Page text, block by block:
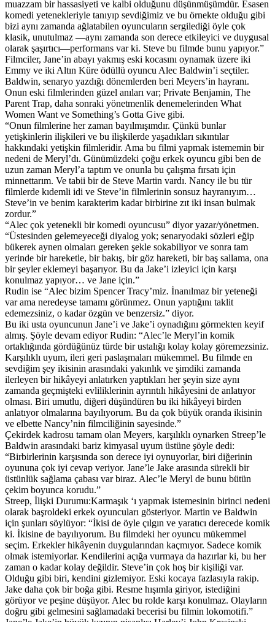
muazzam bir hassasiyeti ve kalbi olduğunu düşünmüşümdür. Esasen
komedi yetenekleriyle tanıyıp sevdiğimiz ve bu örnekte olduğu gibi
bizi aynı zamanda ağlatabilen oyuncuların sergilediği öyle çok
klasik, unutulmaz —aynı zamanda son derece etkileyici ve duygusal
olarak şaşırtıcı—performans var ki. Steve bu filmde bunu yapıyor.”
Filmciler, Jane’in abayı yakmış eski kocasını oynamak üzere iki
Emmy ve iki Altın Küre ödüllü oyuncu Alec Baldwin’i seçtiler.
Baldwin, senaryo yazdığı dönemlerden beri Meyers’in hayranı.
Onun eski filmlerinden güzel anıları var; Private Benjamin, The
Parent Trap, daha sonraki yönetmenlik denemelerinden What
Women Want ve Something’s Gotta Give gibi.
“Onun filmlerine her zaman bayılmışımdır. Çünkü bunlar
yetişkinlerin ilişkileri ve bu ilişkilerde yaşadıkları sıkıntılar
hakkındaki yetişkin filmleridir. Ama bu filmi yapmak istememin bir
nedeni de Meryl’dı. Günümüzdeki çoğu erkek oyuncu gibi ben de
uzun zaman Meryl’a taptım ve onunla bu çalışma fırsatı için
minnettarım. Ve tabii bir de Steve Martin vardı. Nancy ile bu tür
filmlerde kıdemli idi ve Steve’in filmlerinin sonsuz hayranıyım…
Steve’in ve benim karakterim kadar birbirine zıt iki insan bulmak
zordur.”
“Alec çok yetenekli bir komedi oyuncusu” diyor yazar/yönetmen.
“Üstesinden gelemeyeceği diyalog yok; senaryodaki sözleri eğip
bükerek aynen olmaları gereken şekle sokabiliyor ve sonra tam
yerinde bir hareketle, bir bakış, bir göz hareketi, bir baş sallama, ona
bir şeyler eklemeyi başarıyor. Bu da Jake’i izleyici için karşı
konulmaz yapıyor… ve Jane için.”
Rudin ise “Alec bizim Spencer Tracy’miz. İnanılmaz bir yeteneği
var ama neredeyse tamamı görünmez. Onun yaptığını taklit
edemezsiniz, o kadar özgün ve benzersiz.” diyor.
Bu iki usta oyuncunun Jane’i ve Jake’i oynadığını görmekten keyif
almış. Şöyle devam ediyor Rudin: “Alec’le Meryl’in komik
ortaklığında gördüğünüz türde bir ustalığı kolay kolay göremezsiniz.
Karşılıklı uyum, ileri geri paslaşmaları mükemmel. Bu filmde en
sevdiğim şey ikisinin arasındaki yakınlık ve şimdiki zamanda
ilerleyen bir hikâyeyi anlatırken yaptıkları her şeyin size aynı
zamanda geçmişteki evliliklerinin ayrıntılı hikâyesini de anlatıyor
olması. Biri umutlu, diğeri düşündüren bu iki hikâyeyi birden
anlatıyor olmalarına bayılıyorum. Bu da çok büyük oranda ikisinin
ve elbette Nancy’nin filmciliğinin sayesinde.”
Çekirdek kadrosu tamam olan Meyers, karşılıklı oynarken Streep’le
Baldwin arasındaki bariz kimyasal uyum üstüne şöyle dedi:
“Birbirlerinin karşısında son derece iyi oynuyorlar, biri diğerinin
oyununa çok iyi cevap veriyor. Jane’le Jake arasında sürekli bir
üstünlük sağlama çabası var biraz. Alec’le Meryl de bunu bütün
çekim boyunca korudu.”
Streep, İlişki Durumu:Karmaşık ‘ı yapmak istemesinin birinci nedeni
olarak başroldeki erkek oyuncuları gösteriyor. Martin ve Baldwin
için şunları söylüyor: “İkisi de öyle çılgın ve yaratıcı derecede komik
ki. İkisine de bayılıyorum. Bu filmdeki her oyuncu mükemmel
seçim. Erkekler hikâyenin duygularından kaçmıyor. Sadece komik
olmak istemiyorlar. Kendilerini açığa vurmaya da hazırlar ki, bu her
zaman o kadar kolay değildir. Steve’in çok hoş bir kişiliği var.
Olduğu gibi biri, kendini gizlemiyor. Eski kocaya fazlasıyla rakip.
Jake daha çok bir boğa gibi. Resme hışımla giriyor, istediğini
görüyor ve peşine düşüyor. Alec bu rolde karşı konulmaz. Olayların
doğru gibi gelmesini sağlamadaki becerisi bu filmin lokomotifi.”